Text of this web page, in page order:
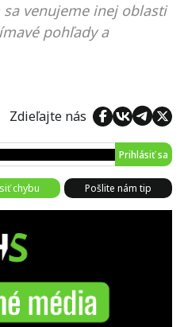
venujeme inej oblasti
pohľady a
Zdieľajte nás
Prihlásiť sa
chybu Pošlite nám tip